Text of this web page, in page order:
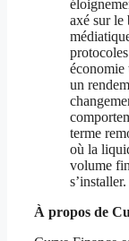
axé sur le
économie
un
terme
où la
volume
s’installer.
À propos de